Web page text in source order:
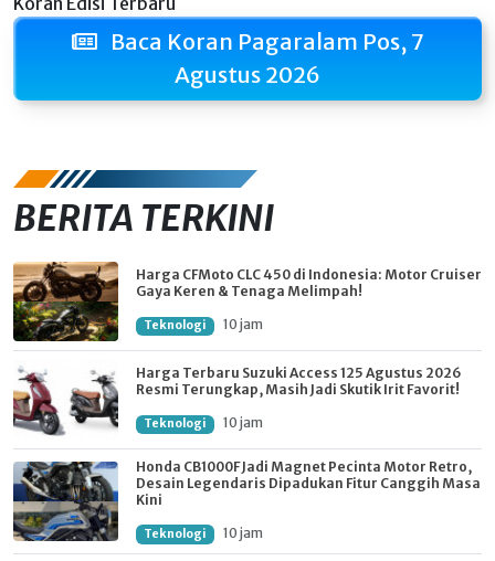
Baca Koran Pagaralam Pos, 7
Agustus 2026
BERITA TERKINI
Harga CFMoto CLC 450 di Indonesia: Motor Cruiser
Gaya Keren & Tenaga Melimpah!
Teknologi 10 jam
Harga Terbaru Suzuki Access 125 Agustus 2026
Resmi Terungkap, Masih Jadi Skutik Irit Favorit!
Teknologi 10 jam
Honda CB1000F Jadi Magnet Pecinta Motor Retro,
Desain Legendaris Dipadukan Fitur Canggih Masa
Kini
Teknologi 10 jam